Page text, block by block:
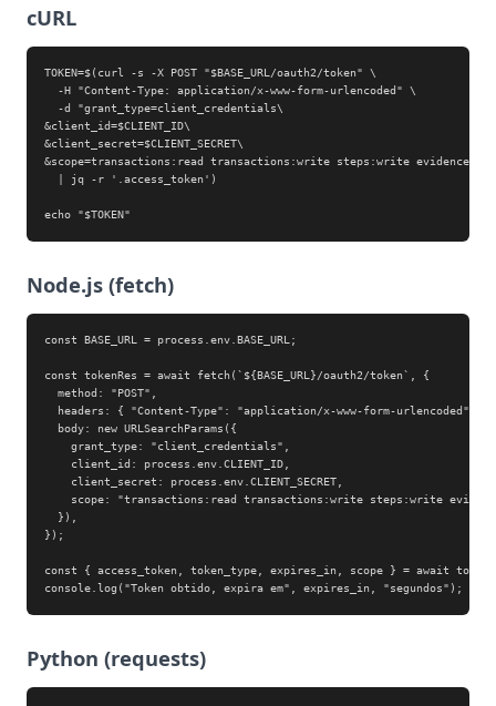
cURL
TOKEN=$(curl -s -X POST "$BASE_URL/oauth2/token" \
  -H "Content-Type: application/x-www-form-urlencoded" \
  -d "grant_type=client_credentials\
&client_id=$CLIENT_ID\
&client_secret=$CLIENT_SECRET\
&scope=transactions:read transactions:write steps:write
  | jq -r '.access_token')
echo "$TOKEN"
Node.js (fetch)
const BASE_URL = process.env.BASE_URL;
const tokenRes = await fetch(`${BASE_URL}/oauth2/token`, {
  method: "POST",
  headers: { "Content-Type": "application/x-www-form-urlencoded" },
  body: new URLSearchParams({
    grant_type: "client_credentials",
    client_id: process.env.CLIENT_ID,
    client_secret: process.env.CLIENT_SECRET,
scope: "transactions:read transactions:write steps:write
  }),
});
const { access_token, token_type, expires_in, scope } = await
console.log("Token obtido, expira em", expires_in, "segundos");
Python (requests)